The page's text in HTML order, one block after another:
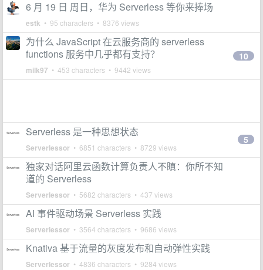
6 月 19 日 周日，华为 Serverless 等你来捧场
estk • 95 characters • 8376 views
为什么 JavaScript 在云服务商的 serverless
functions 服务中几乎都有支持？
milk97 • 453 characters • 9442 views
10
Serverless 是一种思想状态
Serverlessor • 6851 characters • 8729 views
5
独家对话阿里云函数计算负责人不瞋：你所不知
道的 Serverless
Serverlessor • 5682 characters • 437 views
AI 事件驱动场景 Serverless 实践
Serverlessor • 3564 characters • 9686 views
Knativa 基于流量的灰度发布和自动弹性实践
Serverlessor • 4836 characters • 9284 views